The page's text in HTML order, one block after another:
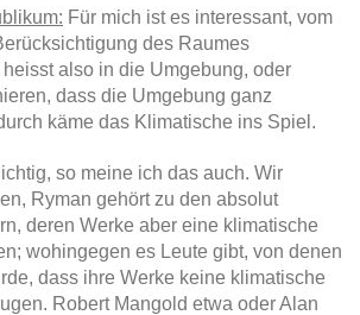
Für mich ist es interessant, vom
des Raumes
also in die Umgebung, oder
dass die Umgebung ganz
käme das Klimatische ins Spiel.
so meine ich das auch. Wir
Ryman gehört zu den absolut
deren Werke aber eine klimatische
wohingegen es Leute gibt, von denen
dass ihre Werke keine klimatische
Robert Mangold etwa oder Alan